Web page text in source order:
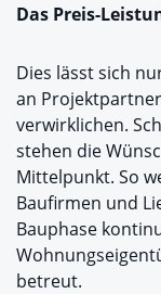
Das Preis-
Dies lässt sich
an
verwirklichen.
stehen die
Mittelpunkt. So
Baufirmen und
Bauphase
betreut.